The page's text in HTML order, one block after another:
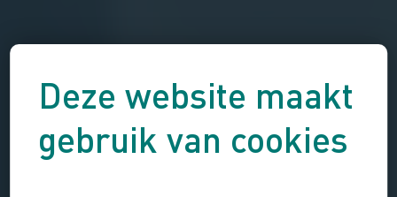
Deze website maakt
gebruik van cookies